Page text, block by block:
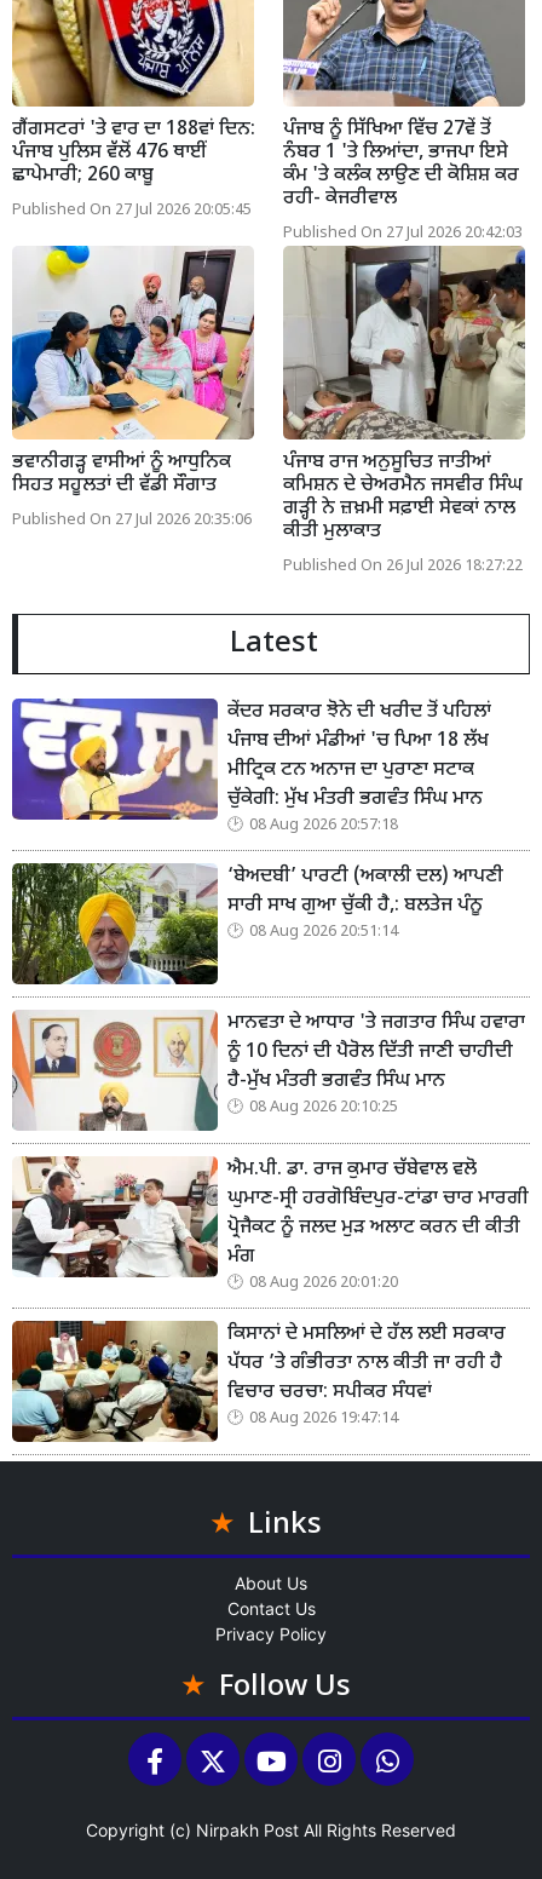
ਗੈਂਗਸਟਰਾਂ 'ਤੇ ਵਾਰ ਦਾ 188ਵਾਂ ਦਿਨ:
ਪੰਜਾਬ ਪੁਲਿਸ ਵੱਲੋਂ 476 ਥਾਈਂ
ਛਾਪੇਮਾਰੀ; 260 ਕਾਬੂ
Published On 27 Jul 2026 20:05:45
ਪੰਜਾਬ ਨੂੰ ਸਿੱਖਿਆ ਵਿੱਚ 27ਵੇਂ ਤੋਂ
ਨੰਬਰ 1 'ਤੇ ਲਿਆਂਦਾ, ਭਾਜਪਾ ਇਸੇ
ਕੰਮ 'ਤੇ ਕਲੰਕ ਲਾਉਣ ਦੀ ਕੋਸ਼ਿਸ਼ ਕਰ
ਰਹੀ- ਕੇਜਰੀਵਾਲ
Published On 27 Jul 2026 20:42:03
ਭਵਾਨੀਗੜ੍ਹ ਵਾਸੀਆਂ ਨੂੰ ਆਧੁਨਿਕ
ਸਿਹਤ ਸਹੂਲਤਾਂ ਦੀ ਵੱਡੀ ਸੌਗਾਤ
Published On 27 Jul 2026 20:35:06
ਪੰਜਾਬ ਰਾਜ ਅਨੁਸੂਚਿਤ ਜਾਤੀਆਂ
ਕਮਿਸ਼ਨ ਦੇ ਚੇਅਰਮੈਨ ਜਸਵੀਰ ਸਿੰਘ
ਗੜ੍ਹੀ ਨੇ ਜ਼ਖ਼ਮੀ ਸਫ਼ਾਈ ਸੇਵਕਾਂ ਨਾਲ
ਕੀਤੀ ਮੁਲਾਕਾਤ
Published On 26 Jul 2026 18:27:22
Latest
ਕੇਂਦਰ ਸਰਕਾਰ ਝੋਨੇ ਦੀ ਖਰੀਦ ਤੋਂ ਪਹਿਲਾਂ
ਪੰਜਾਬ ਦੀਆਂ ਮੰਡੀਆਂ 'ਚ ਪਿਆ 18 ਲੱਖ
ਮੀਟ੍ਰਿਕ ਟਨ ਅਨਾਜ ਦਾ ਪੁਰਾਣਾ ਸਟਾਕ
ਚੁੱਕੇਗੀ: ਮੁੱਖ ਮੰਤਰੀ ਭਗਵੰਤ ਸਿੰਘ ਮਾਨ
08 Aug 2026 20:57:18
‘ਬੇਅਦਬੀ’ ਪਾਰਟੀ (ਅਕਾਲੀ ਦਲ) ਆਪਣੀ
ਸਾਰੀ ਸਾਖ ਗੁਆ ਚੁੱਕੀ ਹੈ,: ਬਲਤੇਜ ਪੰਨੂ
08 Aug 2026 20:51:14
ਮਾਨਵਤਾ ਦੇ ਆਧਾਰ 'ਤੇ ਜਗਤਾਰ ਸਿੰਘ ਹਵਾਰਾ
ਨੂੰ 10 ਦਿਨਾਂ ਦੀ ਪੈਰੋਲ ਦਿੱਤੀ ਜਾਣੀ ਚਾਹੀਦੀ
ਹੈ-ਮੁੱਖ ਮੰਤਰੀ ਭਗਵੰਤ ਸਿੰਘ ਮਾਨ
08 Aug 2026 20:10:25
ਐਮ.ਪੀ. ਡਾ. ਰਾਜ ਕੁਮਾਰ ਚੱਬੇਵਾਲ ਵਲੋ
ਘੁਮਾਣ-ਸ੍ਰੀ ਹਰਗੋਬਿੰਦਪੁਰ-ਟਾਂਡਾ ਚਾਰ ਮਾਰਗੀ
ਪ੍ਰੋਜੈਕਟ ਨੂੰ ਜਲਦ ਮੁੜ ਅਲਾਟ ਕਰਨ ਦੀ ਕੀਤੀ
ਮੰਗ
08 Aug 2026 20:01:20
ਕਿਸਾਨਾਂ ਦੇ ਮਸਲਿਆਂ ਦੇ ਹੱਲ ਲਈ ਸਰਕਾਰ
ਪੱਧਰ ’ਤੇ ਗੰਭੀਰਤਾ ਨਾਲ ਕੀਤੀ ਜਾ ਰਹੀ ਹੈ
ਵਿਚਾਰ ਚਰਚਾ: ਸਪੀਕਰ ਸੰਧਵਾਂ
08 Aug 2026 19:47:14
Links
About Us
Contact Us
Privacy Policy
Follow Us
Copyright (c) Nirpakh Post All Rights Reserved